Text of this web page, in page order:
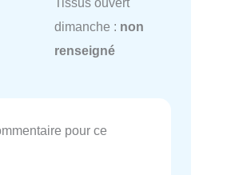
dimanche : non
renseigné
pour ce